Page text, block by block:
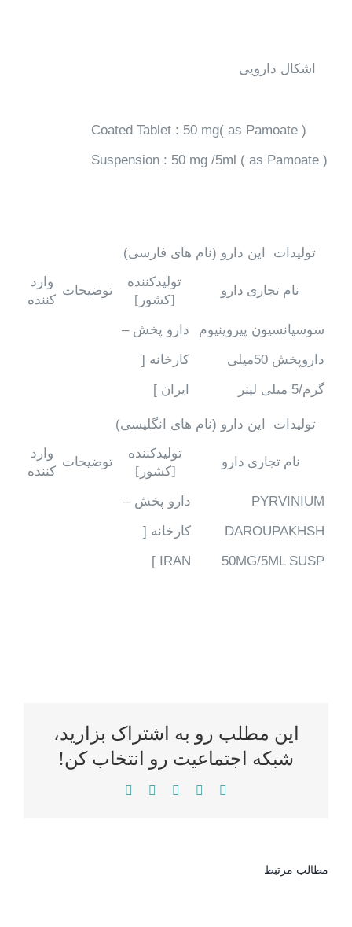
اشکال دارویی
Coated Tablet : 50 mg( as Pamoate )
Suspension : 50 mg /5ml ( as Pamoate )
تولیدات این دارو (نام های فارسی)
نام تجاری دارو
تولیدکننده
[کشور]
توضیحات
وارد
کننده
سوسپانسیون پیروینیوم
داروپخش 50میلی
گرم/5 میلی لیتر
دارو پخش –
کارخانه [
ایران ]
تولیدات این دارو (نام های انگلیسی)
نام تجاری دارو
تولیدکننده
[کشور]
توضیحات
وارد
کننده
PYRVINIUM
DAROUPAKHSH
50MG/5ML SUSP
دارو پخش –
کارخانه [
IRAN ]
این مطلب رو به اشتراک بزارید،
شبکه اجتماعیت رو انتخاب کن!
Facebook
Twitter
Reddit
LinkedIn
مطالب مرتبط